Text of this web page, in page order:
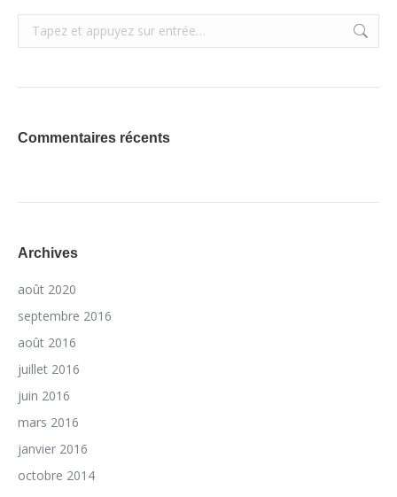
Recherche
:
Commentaires récents
Archives
août 2020
septembre 2016
août 2016
juillet 2016
juin 2016
mars 2016
janvier 2016
octobre 2014